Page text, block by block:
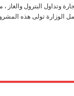
وتداول البترول والغاز
الوزارة تولى هذه